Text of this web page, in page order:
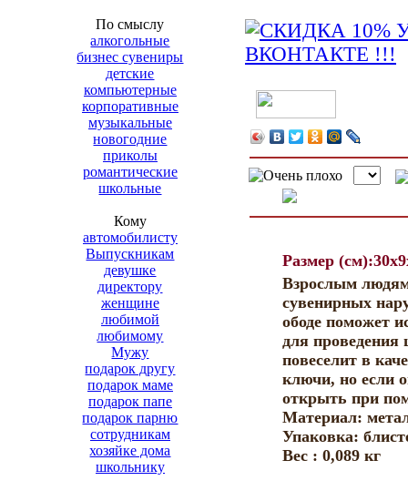
По смыслу
алкогольные
бизнес сувениры
детские
компьютерные
корпоративные
музыкальные
новогодние
приколы
романтические
школьные
Кому
автомобилисту
Выпускникам
девушке
директору
женщине
любимой
любимому
Мужу
подарок другу
подарок маме
подарок папе
подарок парню
сотрудникам
хозяйке дома
школьнику
Размер
Взрослым
сувенирных
ободе поможет
для проведения
повеселит в
ключи, но если
открыть при
Материал:
Упаковка:
Bec : 0,089 кг